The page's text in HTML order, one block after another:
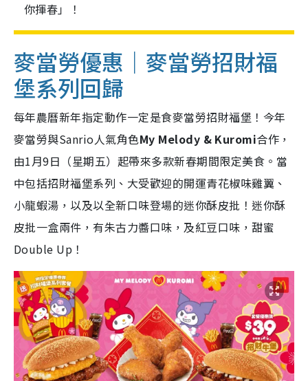
你揮春」！
麥當勞優惠｜麥當勞招財福
堡系列回歸
每年農曆新年指定動作一定是食麥當勞招財福堡！今年
麥當勞與Sanrio人氣角色My Melody & Kuromi合作，
由1月9日（星期五）起帶來多款新春期間限定美食。當
中包括招財福堡系列、大受歡迎的開運青花椒味雞翼、
小龍蝦湯，以及以全新口味登場的迷你酥皮批！迷你酥
皮批一盒兩件，有朱古力醬口味，及紅豆口味，甜蜜
Double Up！